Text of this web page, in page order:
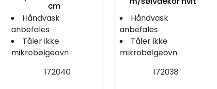
cm
Håndvask
anbefales
Tåler ikke
mikrobølgeovn
172040
Håndvask
anbefales
Tåler ikke
mikrobølgeovn
172038